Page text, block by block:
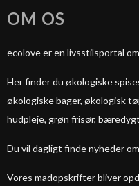
OM OS
ecolove er en livsstilsportal
Her finder du økologiske
økologiske bager, økologisk
hudpleje, grøn frisør,
Du vil dagligt finde nyheder
Vores madopskrifter bliver